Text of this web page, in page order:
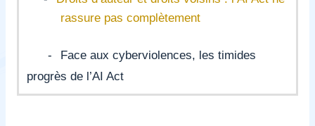
rassure pas complètement
-
Face aux cyberviolences, les timides
progrès de l’AI Act